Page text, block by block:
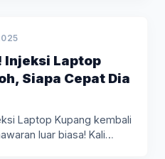
Injeksi Laptop
Siapa Cepat Dia
Laptop Kupang kembali
luar biasa! Kali…